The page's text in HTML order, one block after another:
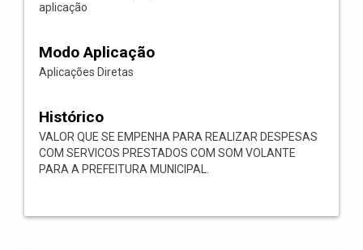
aplicação
Modo Aplicação
Aplicações Diretas
Histórico
VALOR QUE SE EMPENHA PARA REALIZAR DESPESAS
COM SERVICOS PRESTADOS COM SOM VOLANTE
PARA A PREFEITURA MUNICIPAL.